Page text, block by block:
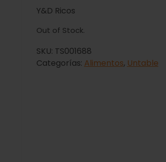
Y&D Ricos
Out of Stock.
SKU: TS001688
Categorías: Alimentos, Untable